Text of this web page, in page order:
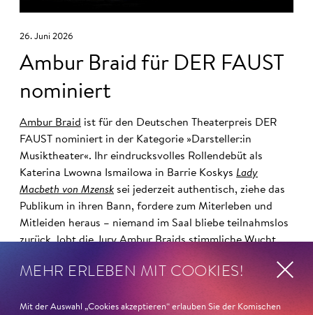
26. Juni 2026
Ambur Braid für DER FAUST
nominiert
Ambur Braid ist für den Deutschen Theaterpreis DER
FAUST nominiert in der Kategorie »Darsteller:in
Musiktheater«. Ihr eindrucksvolles Rollendebüt als
Katerina Lwowna Ismailowa in Barrie Koskys Lady
Macbeth von Mzensk sei jederzeit authentisch, ziehe das
Publikum in ihren Bann, fordere zum Miterleben und
Mitleiden heraus – niemand im Saal bliebe teilnahmslos
zurück, lobt die Jury Ambur Braids stimmliche Wucht
sind Auflehnung und Verletzlichkeit ebenso nachfühlbar
MEHR ERLEBEN MIT COOKIES!
Mit der Auswahl „Cookies akzeptieren“ erlauben Sie der Komischen